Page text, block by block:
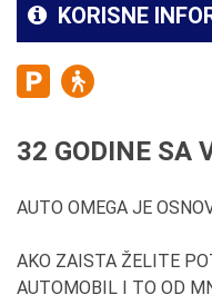
KORISNE
32 GODINE SA
AUTO OMEGA JE
AKO ZAISTA ŽELITE
AUTOMOBIL I TO OD